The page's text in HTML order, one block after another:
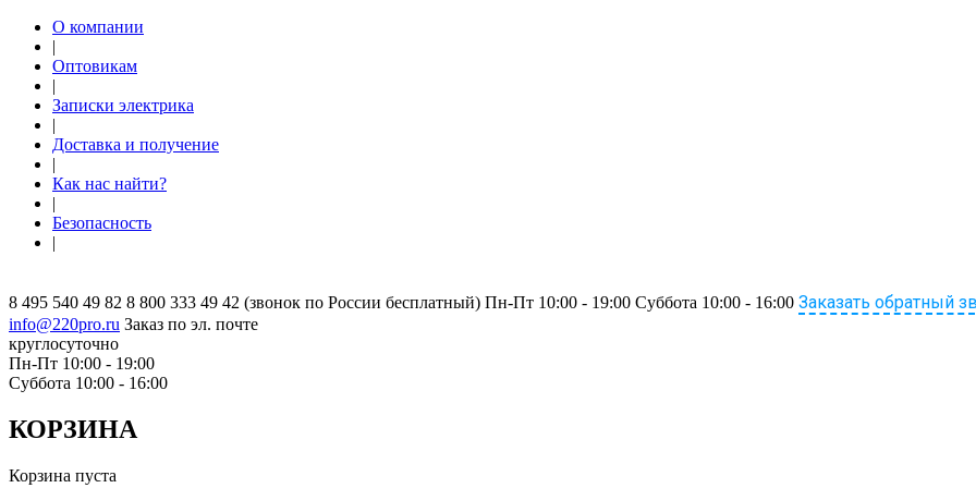
О компании
|
Оптовикам
|
Записки электрика
|
Доставка и получение
|
Как нас найти?
|
Безопасность
|
8 495 540 49 82 8 800 333 49 42 (звонок по России бесплатный) Пн-Пт 10:00 - 19:00 Суббота 10:00 - 16:00 Заказать обратный
info@220pro.ru Заказ по эл. почте
круглосуточно
Пн-Пт 10:00 - 19:00
Суббота 10:00 - 16:00
КОРЗИНА
Корзина пуста